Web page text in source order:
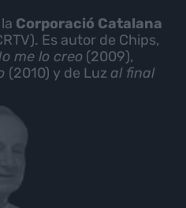
Corporació Catalana
Es autor de Chips,
me lo creo (2009),
(2010) y de Luz al final